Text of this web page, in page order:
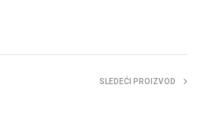
SLEDEĆI PROIZVOD